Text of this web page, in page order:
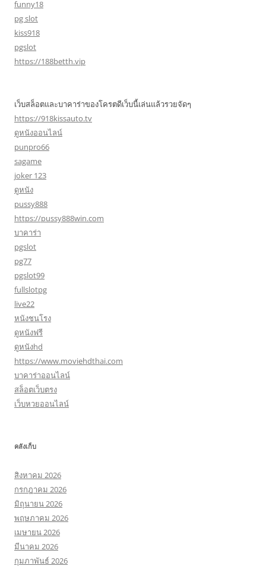
funny18
pg slot
kiss918
pgslot
https://188betth.vip
เว็บสล็อตและบาคาร่าของโครตดีเว็บนี้เล่นแล้วรวยจัดๆ
https://918kissauto.tv
ดูหนังออนไลน์
punpro66
sagame
joker 123
ดูหนัง
pussy888
https://pussy888win.com
บาคาร่า
pgslot
pg77
pgslot99
fullslotpg
live22
หนังชนโรง
ดูหนังฟรี
ดูหนังhd
https://www.moviehdthai.com
บาคาร่าออนไลน์
สล็อตเว็บตรง
เว็บหวยออนไลน์
คลังเก็บ
สิงหาคม 2026
กรกฎาคม 2026
มิถุนายน 2026
พฤษภาคม 2026
เมษายน 2026
มีนาคม 2026
กุมภาพันธ์ 2026